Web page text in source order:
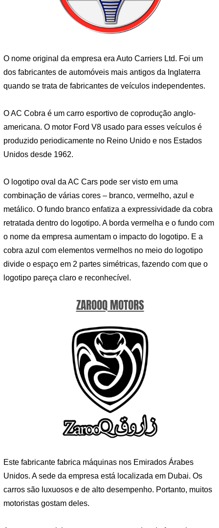
O nome original da empresa era Auto Carriers Ltd. Foi um
dos fabricantes de automóveis mais antigos da Inglaterra
quando se trata de fabricantes de veículos independentes.
O AC Cobra é um carro esportivo de coprodução anglo-
americana. O motor Ford V8 usado para esses veículos é
produzido periodicamente no Reino Unido e nos Estados
Unidos desde 1962.
O logotipo oval da AC Cars pode ser visto em uma
combinação de várias cores – branco, vermelho, azul e
metálico. O fundo branco enfatiza a expressividade da cobra
retratada dentro do logotipo. A borda vermelha e o fundo com
o nome da empresa aumentam o impacto do logotipo. E a
cobra azul com elementos vermelhos no meio do logotipo
divide o espaço em 2 partes simétricas, fazendo com que o
logotipo pareça claro e reconhecível.
ZAROOQ MOTORS
Este fabricante fabrica máquinas nos Emirados Árabes
Unidos. A sede da empresa está localizada em Dubai. Os
carros são luxuosos e de alto desempenho. Portanto, muitos
motoristas gostam deles.